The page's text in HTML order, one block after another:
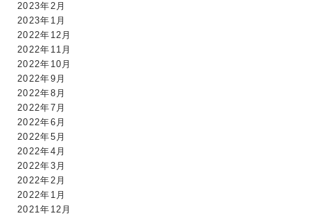
2023年2月
2023年1月
2022年12月
2022年11月
2022年10月
2022年9月
2022年8月
2022年7月
2022年6月
2022年5月
2022年4月
2022年3月
2022年2月
2022年1月
2021年12月